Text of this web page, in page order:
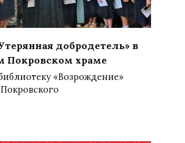
добродетель» в
Покровском храме
«Возрождение»